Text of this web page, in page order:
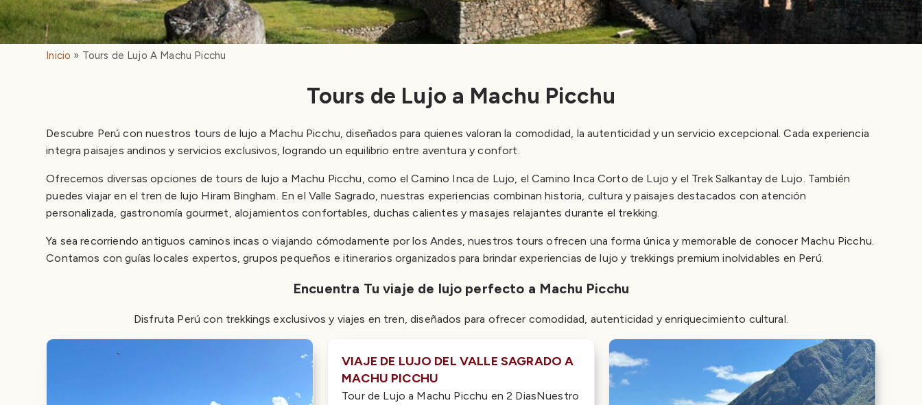
Inicio Tours de Lujo A Machu Picchu
Tours de Lujo a Machu Picchu
Descubre Perú con nuestros tours de lujo a Machu Picchu, diseñados para quienes valoran la comodidad, la autenticidad y un servicio excepcional. Cada experiencia
integra paisajes andinos y servicios exclusivos, logrando un equilibrio entre aventura y confort.
Ofrecemos diversas opciones de tours de lujo a Machu Picchu, como el Camino Inca de Lujo, el Camino Inca Corto de Lujo y el Trek Salkantay de Lujo. También
puedes viajar en el tren de lujo Hiram Bingham. En el Valle Sagrado, nuestras experiencias combinan historia, cultura y paisajes destacados con atención
personalizada, gastronomía gourmet, alojamientos confortables, duchas calientes y masajes relajantes durante el trekking.
Ya sea recorriendo antiguos caminos incas o viajando cómodamente por los Andes, nuestros tours ofrecen una forma única y memorable de conocer Machu Picchu.
Contamos con guías locales expertos, grupos pequeños e itinerarios organizados para brindar experiencias de lujo y trekkings premium inolvidables en Perú.
Encuentra Tu viaje de lujo perfecto a Machu Picchu
Disfruta Perú con trekkings exclusivos y viajes en tren, diseñados para ofrecer comodidad, autenticidad y enriquecimiento cultural.
VIAJE DE LUJO DEL VALLE SAGRADO A
MACHU PICCHU
Tour de Lujo a Machu Picchu en 2 DiasNuestro